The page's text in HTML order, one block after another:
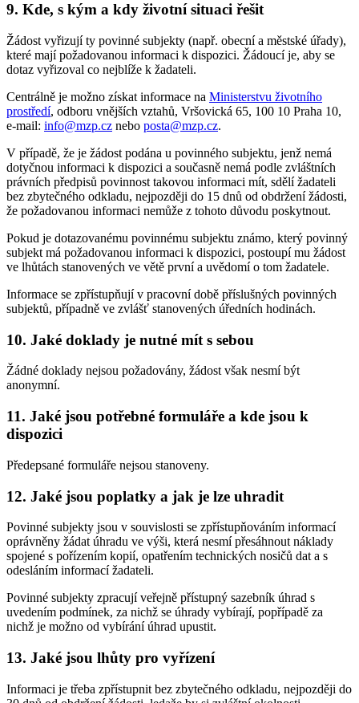
9. Kde, s kým a kdy životní situaci řešit
Žádost vyřizují ty povinné subjekty (např. obecní a městské úřady),
které mají požadovanou informaci k dispozici. Žádoucí je, aby se
dotaz vyřizoval co nejblíže k žadateli.
Centrálně je možno získat informace na Ministerstvu životního
prostředí, odboru vnějších vztahů, Vršovická 65, 100 10 Praha 10,
e-mail: info@mzp.cz nebo posta@mzp.cz.
V případě, že je žádost podána u povinného subjektu, jenž nemá
dotyčnou informaci k dispozici a současně nemá podle zvláštních
právních předpisů povinnost takovou informaci mít, sdělí žadateli
bez zbytečného odkladu, nejpozději do 15 dnů od obdržení žádosti,
že požadovanou informaci nemůže z tohoto důvodu poskytnout.
Pokud je dotazovanému povinnému subjektu známo, který povinný
subjekt má požadovanou informaci k dispozici, postoupí mu žádost
ve lhůtách stanovených ve větě první a uvědomí o tom žadatele.
Informace se zpřístupňují v pracovní době příslušných povinných
subjektů, případně ve zvlášť stanovených úředních hodinách.
10. Jaké doklady je nutné mít s sebou
Žádné doklady nejsou požadovány, žádost však nesmí být
anonymní.
11. Jaké jsou potřebné formuláře a kde jsou k
dispozici
Předepsané formuláře nejsou stanoveny.
12. Jaké jsou poplatky a jak je lze uhradit
Povinné subjekty jsou v souvislosti se zpřístupňováním informací
oprávněny žádat úhradu ve výši, která nesmí přesáhnout náklady
spojené s pořízením kopií, opatřením technických nosičů dat a s
odesláním informací žadateli.
Povinné subjekty zpracují veřejně přístupný sazebník úhrad s
uvedením podmínek, za nichž se úhrady vybírají, popřípadě za
nichž je možno od vybírání úhrad upustit.
13. Jaké jsou lhůty pro vyřízení
Informaci je třeba zpřístupnit bez zbytečného odkladu, nejpozději do